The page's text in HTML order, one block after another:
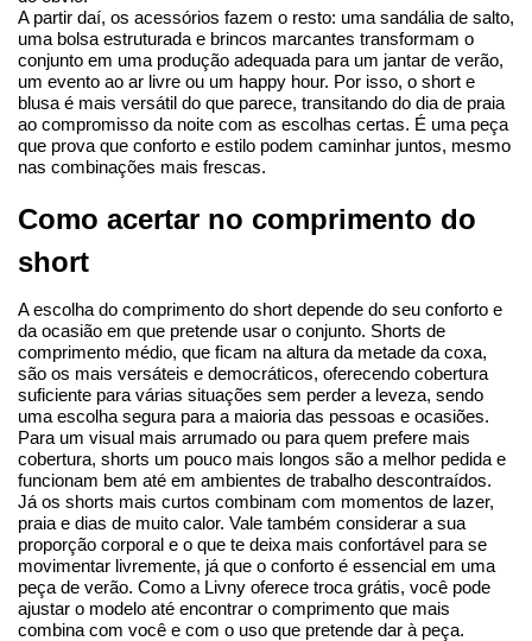
A partir daí, os acessórios fazem o resto: uma sandália de salto,
uma bolsa estruturada e brincos marcantes transformam o
conjunto em uma produção adequada para um jantar de verão,
um evento ao ar livre ou um happy hour. Por isso, o short e
blusa é mais versátil do que parece, transitando do dia de praia
ao compromisso da noite com as escolhas certas. É uma peça
que prova que conforto e estilo podem caminhar juntos, mesmo
nas combinações mais frescas.
Como acertar no comprimento do
short
A escolha do comprimento do short depende do seu conforto e
da ocasião em que pretende usar o conjunto. Shorts de
comprimento médio, que ficam na altura da metade da coxa,
são os mais versáteis e democráticos, oferecendo cobertura
suficiente para várias situações sem perder a leveza, sendo
uma escolha segura para a maioria das pessoas e ocasiões.
Para um visual mais arrumado ou para quem prefere mais
cobertura, shorts um pouco mais longos são a melhor pedida e
funcionam bem até em ambientes de trabalho descontraídos.
Já os shorts mais curtos combinam com momentos de lazer,
praia e dias de muito calor. Vale também considerar a sua
proporção corporal e o que te deixa mais confortável para se
movimentar livremente, já que o conforto é essencial em uma
peça de verão. Como a Livny oferece troca grátis, você pode
ajustar o modelo até encontrar o comprimento que mais
combina com você e com o uso que pretende dar à peça.